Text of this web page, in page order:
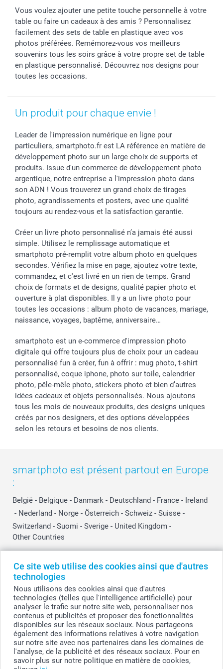
Ce site web utilise des cookies ainsi que d'autres
technologies
Nous utilisons des cookies ainsi que d'autres
technologies (telles que l'intelligence artificielle) pour
analyser le trafic sur notre site web, personnaliser nos
contenus et publicités et proposer des fonctionnalités
disponibles sur les réseaux sociaux. Nous partageons
également des informations relatives à votre navigation
sur notre site avec nos partenaires dans les domaines de
l'analyse, de la publicité et des réseaux sociaux. Pour en
savoir plus sur notre politique en matière de cookies,
Dénicheur d'idées cadeau
Baptême
Toussaint
Rentrée des classes
Saint-Valentin
Vacances
Gestion des cookies
Tarifs
Partenariats & Influence
Investisseurs
Livraison
Modes de paiement
Grandes quantités
Statut de ma commande
Vous voulez ajouter une petite touche personnelle à votre
table ou faire un cadeaux à des amis ? Personnalisez
facilement des sets de table en plastique avec vos
photos préférées. Remémorez-vous vos meilleurs
souvenirs tous les soirs grâce à votre propre set de table
en plastique personnalisé. Découvrez nos designs pour
toutes les occasions.
Un produit pour chaque envie !
Leader de l'impression numérique en ligne pour
particuliers, smartphoto.fr est LA référence en matière de
développement photo sur un large choix de supports et
produits. Issue d'un commerce de développement photo
argentique, notre entreprise a l'impression photo dans
son ADN ! Vous trouverez un grand choix de tirages
photo, agrandissements et posters, avec une qualité
toujours au rendez-vous et la satisfaction garantie.
Créer un livre photo personnalisé n’a jamais été aussi
simple. Utilisez le remplissage automatique et
smartphoto pré-remplit votre album photo en quelques
secondes. Vérifiez la mise en page, ajoutez votre texte,
commandez, et c'est livré en un rien de temps. Grand
choix de formats et de designs, qualité papier photo et
ouverture à plat disponibles. Il y a un livre photo pour
toutes les occasions : album photo de vacances, mariage,
naissance, voyages, baptême, anniversaire…
smartphoto est un e-commerce d'impression photo
digitale qui offre toujours plus de choix pour un cadeau
personnalisé fun à créer, fun à offrir : mug photo, t-shirt
personnalisé, coque iphone, photo sur toile, calendrier
photo, pêle-mêle photo, stickers photo et bien d’autres
idées cadeaux et objets personnalisés. Nous ajoutons
tous les mois de nouveaux produits, des designs uniques
créés par nos designers, et des options développées
selon les retours et besoins de nos clients.
smartphoto est présent partout en Europe
:
België - Belgique - Danmark - Deutschland - France - Ireland
- Nederland - Norge - Österreich - Schweiz - Suisse -
Switzerland - Suomi - Sverige - United Kingdom -
Other Countries
© smartphoto group. Tous droits réservés
smartphoto group SA.
Siège social : Kwatrechtsteenweg 160, 9230 Wetteren, Belgique
Numéro de TVA BE 0405.706.755
Numéro d'entreprise 0405.706.755.
Coordonnées bancaires: IBAN BE71 2850 2711 5569 - BIC: GEBABEBB
Tous les prix sont en EURO (€), TVA incluse et hors frais de port.